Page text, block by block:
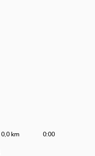
0:00
0,0 km